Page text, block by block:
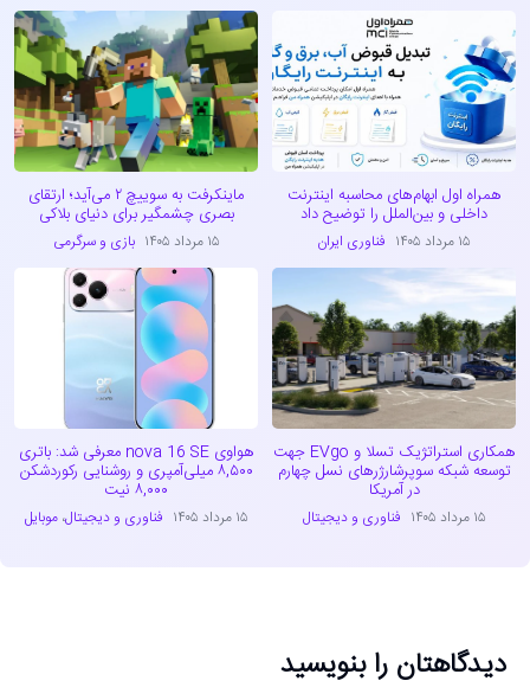
همراه اول ابهام‌های محاسبه اینترنت
داخلی و بین‌الملل را توضیح داد
۱۵ مرداد ۱۴۰۵ فناوری ایران
ماینکرفت به سوییچ ۲ می‌آید؛ ارتقای
بصری چشمگیر برای دنیای بلاکی
۱۵ مرداد ۱۴۰۵ بازی و سرگرمی
همکاری استراتژیک تسلا و EVgo جهت
توسعه شبکه سوپرشارژرهای نسل چهارم
در آمریکا
۱۵ مرداد ۱۴۰۵ فناوری و دیجیتال
هواوی nova 16 SE معرفی شد: باتری
۸,۵۰۰ میلی‌آمپری و روشنایی رکوردشکن
۸,۰۰۰ نیت
۱۵ مرداد ۱۴۰۵ فناوری و دیجیتال،موبایل
دیدگاهتان را بنویسید